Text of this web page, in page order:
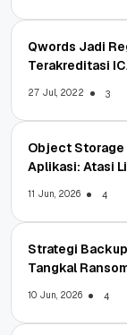
Qwords Jadi
Terakreditasi
27 Jul, 2022 3
Object Storage
Aplikasi: Atasi
11 Jun, 2026 4
Strategi
Tangkal
10 Jun, 2026 4